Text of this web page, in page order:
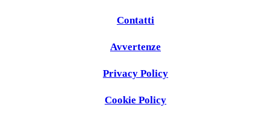
Contatti
Avvertenze
Privacy Policy
Cookie Policy